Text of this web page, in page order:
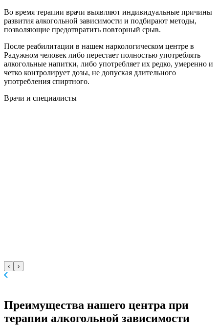
Во время терапии врачи выявляют индивидуальные причины
развития алкогольной зависимости и подбирают методы,
позволяющие предотвратить повторный срыв.
После реабилитации в нашем наркологическом центре в
Радужном человек либо перестает полностью употреблять
алкогольные напитки, либо употребляет их редко, умеренно и
четко контролирует дозы, не допуская длительного
употребления спиртного.
Врачи и специалисты
‹ ›
Преимущества нашего центра при
терапии алкогольной зависимости